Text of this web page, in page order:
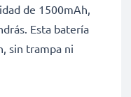
de 1500mAh,
Esta batería
sin trampa ni